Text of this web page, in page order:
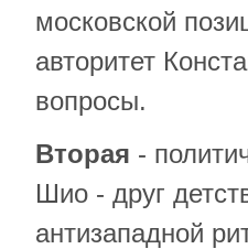
московской
авторитет
вопросы.
Вторая -
Шио - друг
антизападной